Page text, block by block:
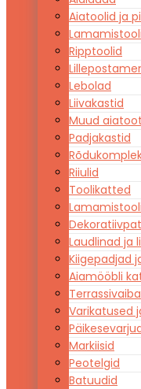
Aiatoolid ja
Ripptoolid
Lebolad
Liivakastid
Muud
Padjakastid
Riiulid
Toolikatted
Laudlinad ja
Kiigepadjad
Aiamööbli
Varikatused
Markiisid
Peotelgid
Batuudid